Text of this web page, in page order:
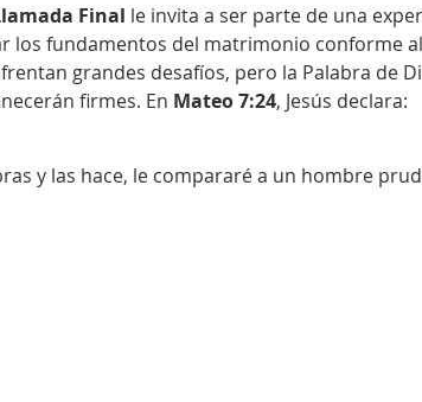
Final le invita a ser parte de una
los fundamentos del matrimonio conforme
grandes desafíos, pero la Palabra de
firmes. En Mateo 7:24, Jesús declara:
y las hace, le compararé a un hombre